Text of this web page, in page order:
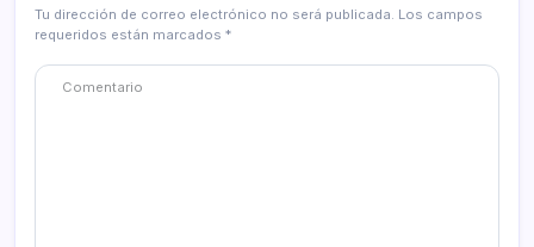
Tu dirección de correo electrónico no será publicada. Los campos
requeridos están marcados *